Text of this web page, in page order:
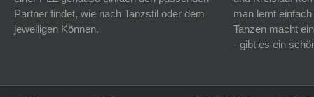
Partner findet, wie nach Tanzstil oder dem
jeweiligen Können.
man lernt
Tanzen macht
- gibt es ein